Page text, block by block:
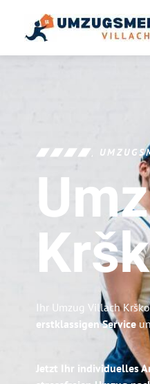
Ihr Umzug Villach
erstklassigen Service
Jetzt Ihr individuelles